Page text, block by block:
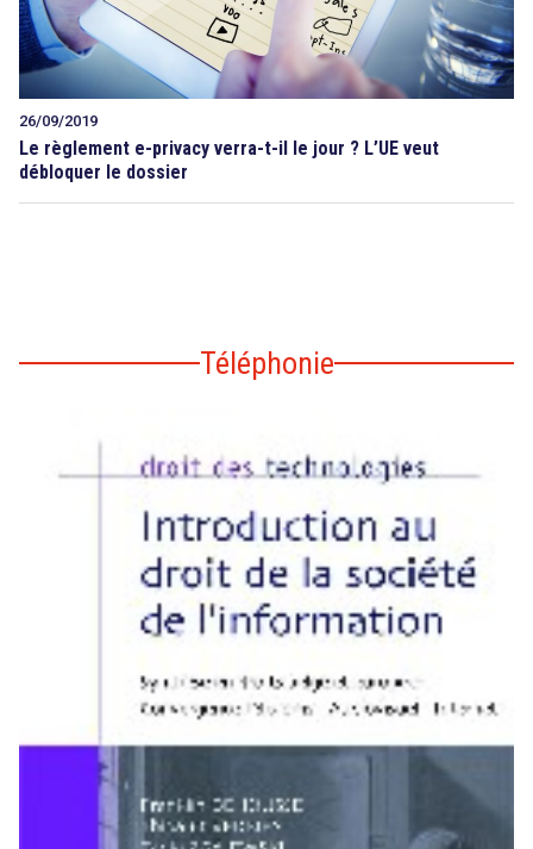
26/09/2019
Le règlement e-privacy verra-t-il le jour ? L’UE veut
débloquer le dossier
Téléphonie